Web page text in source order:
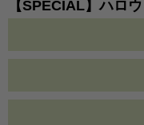
【SPECIAL】ハロ